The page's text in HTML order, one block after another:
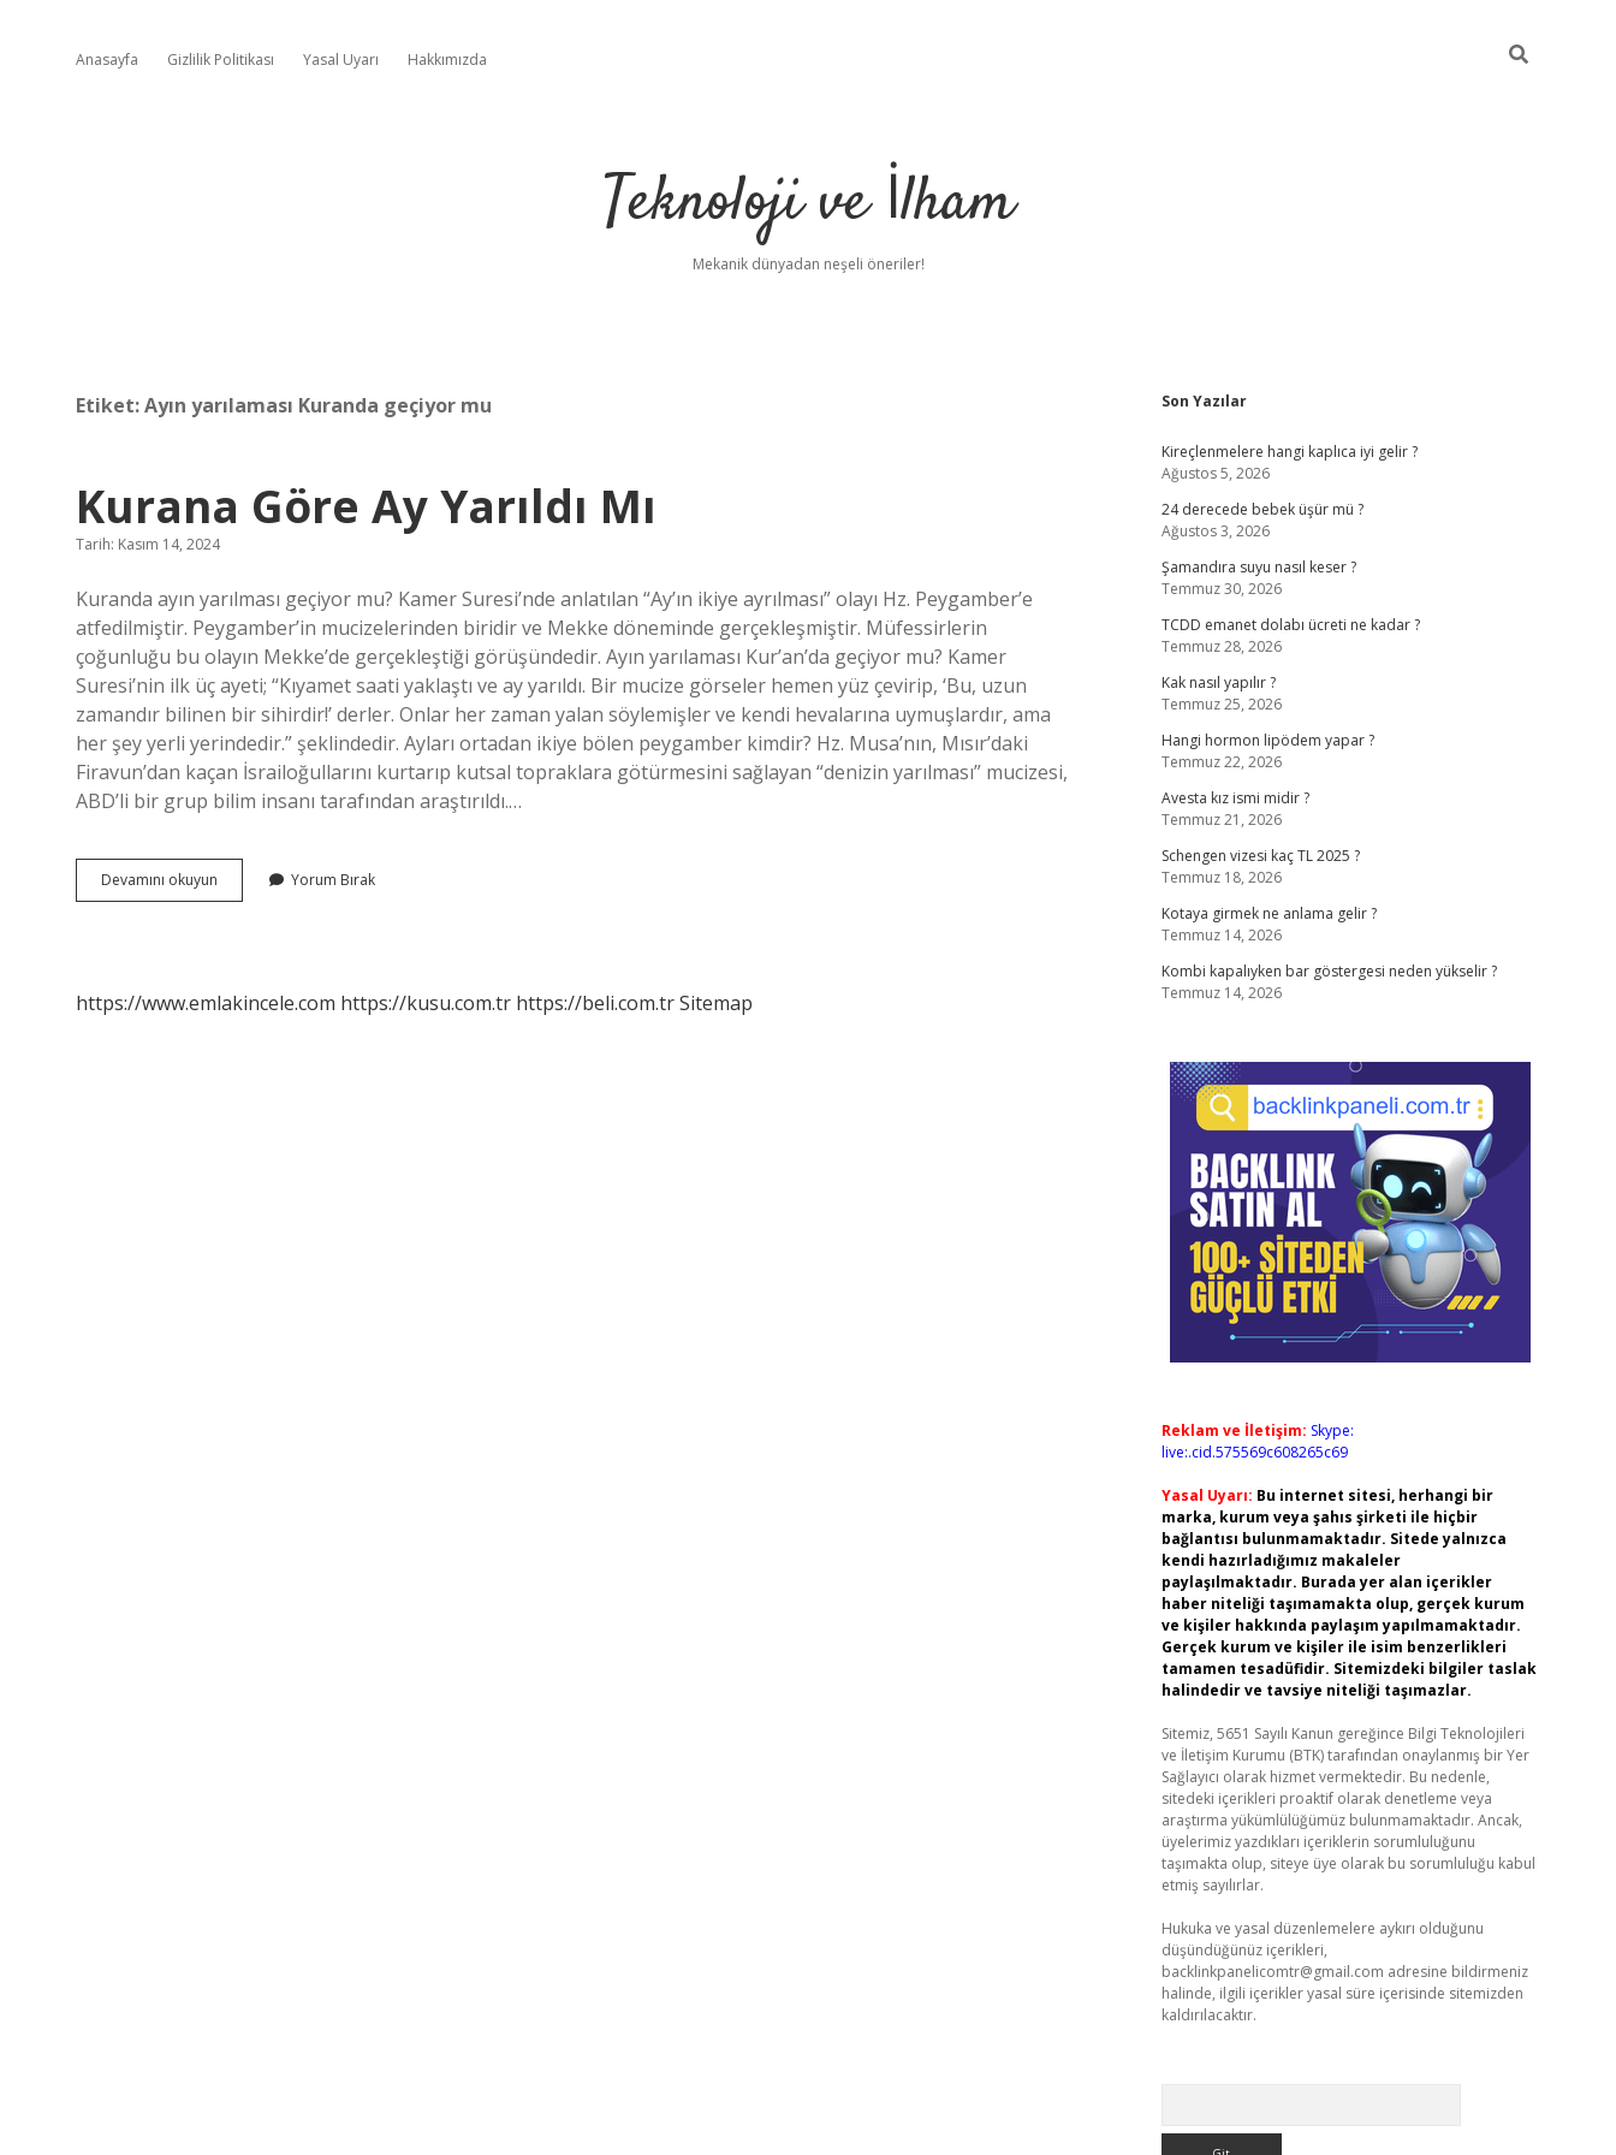
Anasayfa Gizlilik Politikası Yasal Uyarı Hakkımızda
Teknoloji ve İlham
Mekanik dünyadan neşeli öneriler!
Etiket:Ayın yarılaması Kuranda geçiyor mu
Kurana Göre Ay Yarıldı Mı
Tarih: Kasım 14, 2024
Kuranda ayın yarılması geçiyor mu? Kamer Suresi’nde anlatılan “Ay’ın ikiye ayrılması” olayı Hz. Peygamber’e
atfedilmiştir. Peygamber’in mucizelerinden biridir ve Mekke döneminde gerçekleşmiştir. Müfessirlerin
çoğunluğu bu olayın Mekke’de gerçekleştiği görüşündedir. Ayın yarılaması Kur’an’da geçiyor mu? Kamer
Suresi’nin ilk üç ayeti; “Kıyamet saati yaklaştı ve ay yarıldı. Bir mucize görseler hemen yüz çevirip, ‘Bu, uzun
zamandır bilinen bir sihirdir!’ derler. Onlar her zaman yalan söylemişler ve kendi hevalarına uymuşlardır, ama
her şey yerli yerindedir.” şeklindedir. Ayları ortadan ikiye bölen peygamber kimdir? Hz. Musa’nın, Mısır’daki
Firavun’dan kaçan İsrailoğullarını kurtarıp kutsal topraklara götürmesini sağlayan “denizin yarılması” mucizesi,
ABD’li bir grup bilim insanı tarafından araştırıldı.…
Devamını okuyun
Göre
Yorum Bırak
https://www.emlakincele.com https://kusu.com.tr https://beli.com.trSitemap
Sidebar
Son Yazılar
Kireçlenmelere hangi kaplıca iyi gelir ?
Ağustos 5, 2026
24 derecede bebek üşür mü ?
Ağustos 3, 2026
Şamandıra suyu nasıl keser ?
Temmuz 30, 2026
TCDD emanet dolabı ücreti ne kadar ?
Temmuz 28, 2026
Kak nasıl yapılır ?
Temmuz 25, 2026
Hangi hormon lipödem yapar ?
Temmuz 22, 2026
Avesta kız ismi midir ?
Temmuz 21, 2026
Schengen vizesi kaç TL 2025 ?
Temmuz 18, 2026
Kotaya girmek ne anlama gelir ?
Temmuz 14, 2026
Kombi kapalıyken bar göstergesi neden yükselir ?
Temmuz 14, 2026
Reklam ve İletişim: Skype:
live:.cid.575569c608265c69
Yasal Uyarı: Bu internet sitesi, herhangi bir
marka, kurum veya şahıs şirketi ile hiçbir
bağlantısı bulunmamaktadır. Sitede yalnızca
kendi hazırladığımız makaleler
paylaşılmaktadır. Burada yer alan içerikler
haber niteliği taşımamakta olup, gerçek kurum
ve kişiler hakkında paylaşım yapılmamaktadır.
Gerçek kurum ve kişiler ile isim benzerlikleri
tamamen tesadüfidir. Sitemizdeki bilgiler taslak
halindedir ve tavsiye niteliği taşımazlar.
Sitemiz, 5651 Sayılı Kanun gereğince Bilgi Teknolojileri
ve İletişim Kurumu (BTK) tarafından onaylanmış bir Yer
Sağlayıcı olarak hizmet vermektedir. Bu nedenle,
sitedeki içerikleri proaktif olarak denetleme veya
araştırma yükümlülüğümüz bulunmamaktadır. Ancak,
üyelerimiz yazdıkları içeriklerin sorumluluğunu
taşımakta olup, siteye üye olarak bu sorumluluğu kabul
etmiş sayılırlar.
Hukuka ve yasal düzenlemelere aykırı olduğunu
düşündüğünüz içerikleri,
backlinkpanelicomtr@gmail.com adresine bildirmeniz
halinde, ilgili içerikler yasal süre içerisinde sitemizden
kaldırılacaktır.